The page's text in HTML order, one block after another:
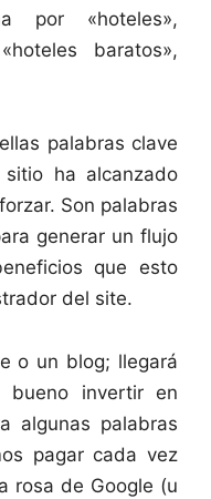
por «hoteles»,
baratos»,
palabras clave
ha alcanzado
Son palabras
generar un flujo
que esto
del site.
o un blog; llegará
bueno invertir en
algunas palabras
pagar cada vez
rosa de Google (u